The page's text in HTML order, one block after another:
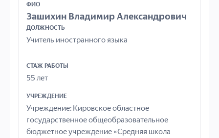
ФИО
Зашихин Владимир Александрович
ДОЛЖНОСТЬ
Учитель иностранного языка
СТАЖ РАБОТЫ
55 лет
УЧРЕЖДЕНИЕ
Учреждение: Кировское областное
государственное общеобразовательное
бюджетное учреждение «Средняя школа